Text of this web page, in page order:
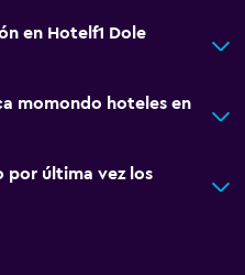
en Hotelf1 Dole
momondo hoteles en
por última vez los